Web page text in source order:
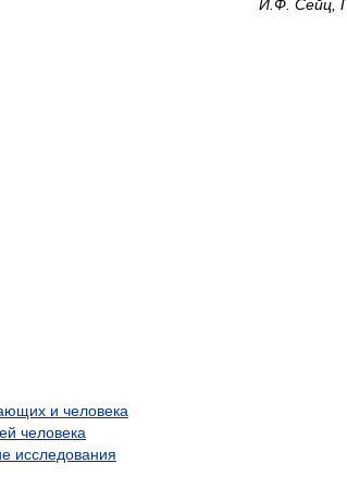
И.Ф. Сейц,
и человека
человека
исследования